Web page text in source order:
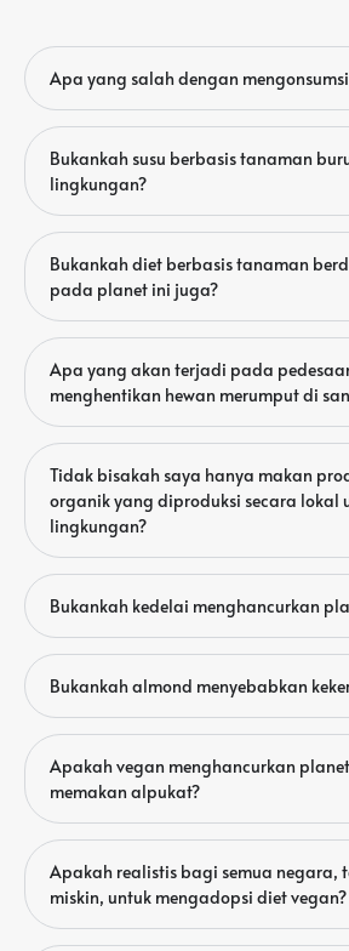
Apa yang salah dengan
Bukankah susu berbasis tanaman
lingkungan?
Bukankah diet berbasis tanaman
pada planet ini juga?
Apa yang akan terjadi pada
menghentikan hewan merumput di
Tidak bisakah saya hanya makan
organik yang diproduksi secara lokal
lingkungan?
Bukankah kedelai menghancurkan
Bukankah almond menyebabkan
Apakah vegan menghancurkan
memakan alpukat?
Apakah realistis bagi semua negara,
miskin, untuk mengadopsi diet vegan?